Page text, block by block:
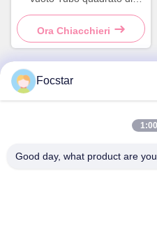
acrilico Luoghi di lusso di
lucido per labbra Imballaggio
di cosmetici di etichetta
privata Imballaggio
Ora Chiacchieri
2° piano, Wanzhong
Focstar
Good day, what product are